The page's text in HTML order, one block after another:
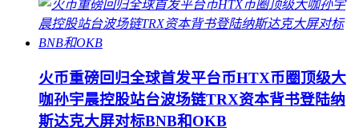
火币重磅回归全球首发平台币HTX币圈顶级大
咖孙宇晨控股站台波场链TRX资本背书登陆纳
斯达克大屏对标BNB和OKB